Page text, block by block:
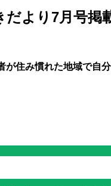
より7月号掲
住み慣れた地域で自